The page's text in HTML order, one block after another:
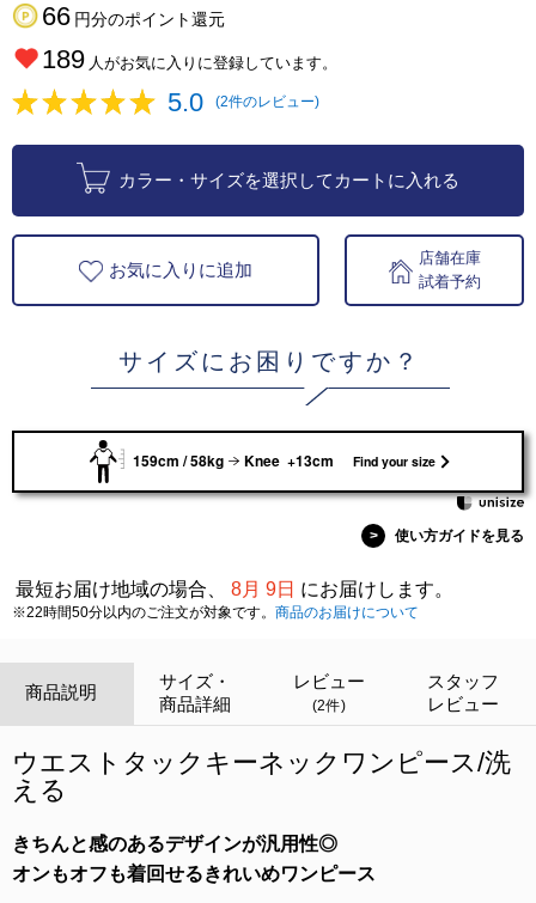
66 円分のポイント還元
189 人がお気に入りに登録しています。
5.0 (2件のレビュー)
カラー・サイズを選択してカートに入れる
お気に入りに追加
店舗在庫
試着予約
サイズにお困りですか？
159cm / 58kg Knee +13cm Find your size
> 使い方ガイドを見る
最短お届け地域の場合、 8月 9日 にお届けします。
※22時間50分以内のご注文が対象です。 商品のお届けについて
商品説明
サイズ・
商品詳細
レビュー
(2件)
スタッフ
レビュー
ウエストタックキーネックワンピース/洗
える
きちんと感のあるデザインが汎用性◎
オンもオフも着回せるきれいめワンピース